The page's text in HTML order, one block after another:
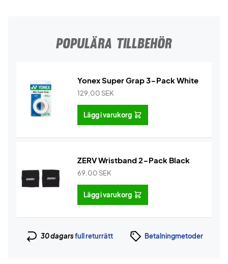
POPULÄRA TILLBEHÖR
Yonex Super Grap 3-Pack White
129,00 SEK
Lägg i varukorg
ZERV Wristband 2-Pack Black
69,00 SEK
Lägg i varukorg
30 dagarsfull returrätt Betalningmetoder